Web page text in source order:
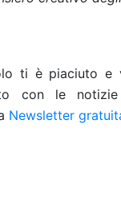
ti è piaciuto e
con le
Newsletter